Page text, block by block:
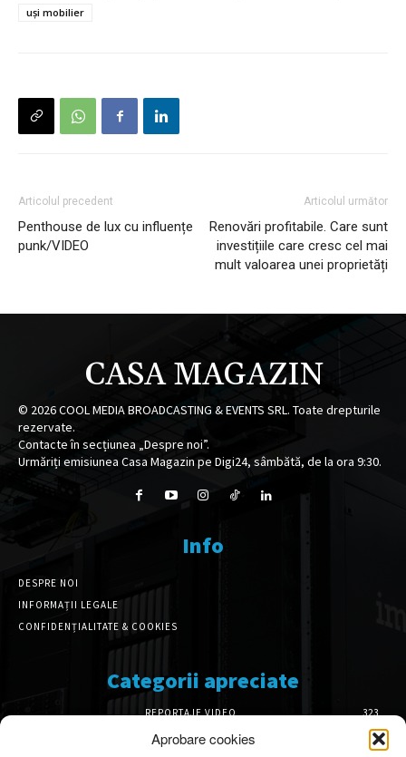
Aprobare cookies
uși mobilier
Articolul precedent
Penthouse de lux cu influențe
punk/VIDEO
Articolul următor
Renovări profitabile. Care sunt
investițiile care cresc cel mai
mult valoarea unei proprietăți
CASA MAGAZIN
© 2026COOL MEDIA BROADCASTING & EVENTS SRL. Toate drepturile
rezervate.
Contacte în secțiunea „Despre noi”.
Urmăriți emisiunea Casa Magazin pe Digi24, sâmbătă, de la ora 9:30.
Info
DESPRE NOI
INFORMAȚII LEGALE
CONFIDENȚIALITATE & COOKIES
Categorii apreciate
REPORTAJE VIDEO
323
AMENAJĂRI INTERIOARE
126